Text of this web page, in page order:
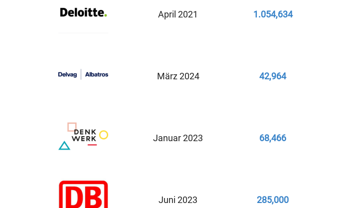
April 2021 1.054,634
März 2024 42,964
Januar 2023 68,466
Juni 2023 285,000